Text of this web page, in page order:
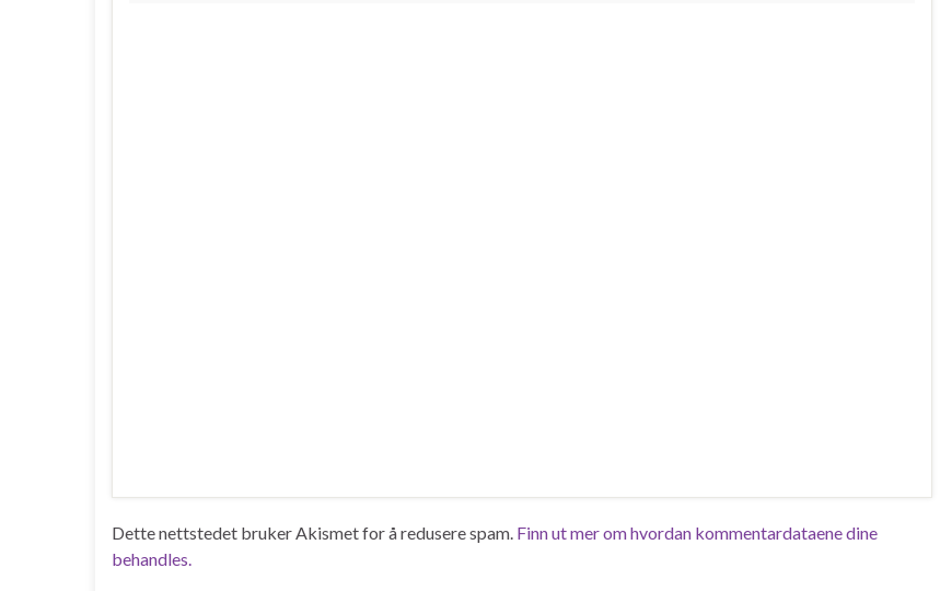
Dette nettstedet bruker Akismet for å redusere spam. Finn ut mer om hvordan kommentardataene dine
behandles.